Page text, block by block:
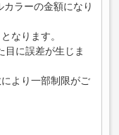
ラーの金額になり
なります。
に誤差が生じま
より一部制限がご